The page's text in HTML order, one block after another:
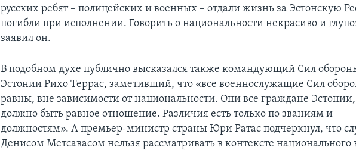
русских ребят – полицейских и военных – отдали жизнь за Эстонскую
погибли при исполнении. Говорить о национальности некрасиво и
заявил он.
В подобном духе публично высказался также командующий Сил
Эстонии Рихо Террас, заметивший, что «все военнослужащие Сил
равны, вне зависимости от национальности. Они все граждане
должно быть равное отношение. Различия есть только по званиям и
должностям». А премьер-министр страны Юри Ратас подчеркнул, что
Денисом Метсавасом нельзя рассматривать в контексте национального